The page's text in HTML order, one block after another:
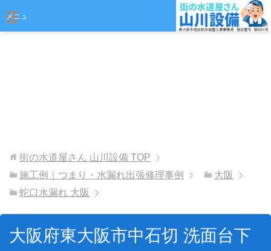
メニュ
街の水道屋さん 山川設備 TOP
施工例｜つまり・水漏れ出張修理事例
大阪
蛇口水漏れ 大阪
大阪府東大阪市中石切 洗面台下